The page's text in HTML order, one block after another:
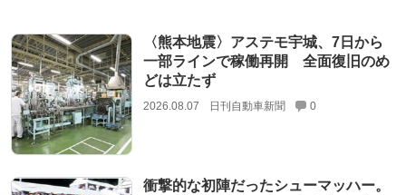
〈熊本地震〉アステモ宇城、7日から
一部ラインで稼働再開 全面復旧のめ
どは立たず
2026.08.07 日刊自動車新聞 0
衝撃的な初陣だったシューマッハー。